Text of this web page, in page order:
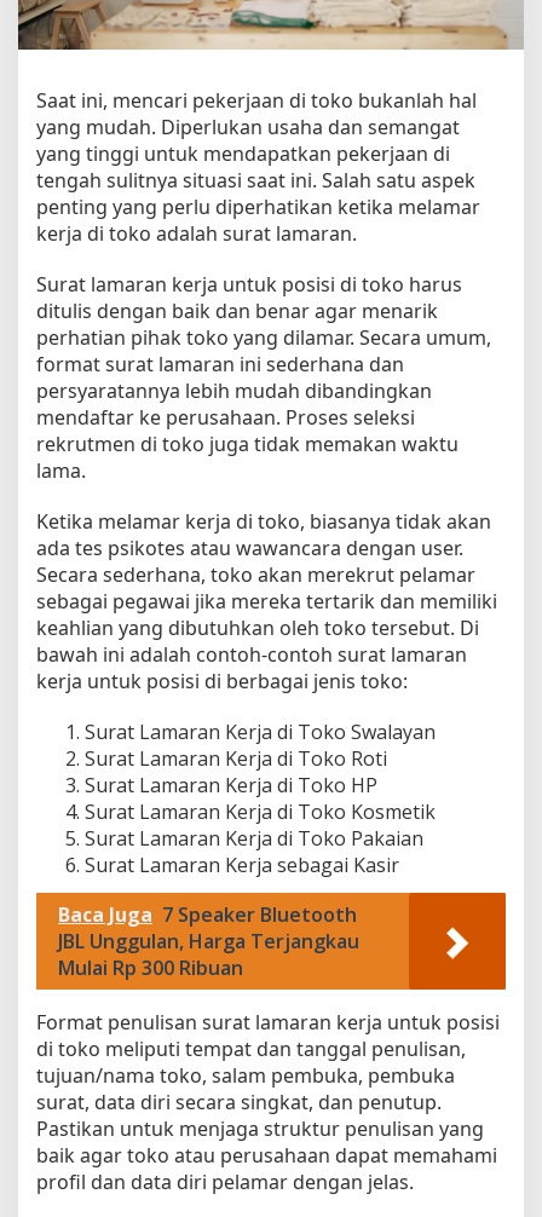
a
E
f
k
t
i
f
d
i
o
k
o
,
M
u
d
a
i
p
h
a
m
i
d
n
S
e
d
e
h
a
a
Saat ini, mencari pekerjaan di toko bukanlah hal
yang mudah. Diperlukan usaha dan semangat
yang tinggi untuk mendapatkan pekerjaan di
tengah sulitnya situasi saat ini. Salah satu aspek
penting yang perlu diperhatikan ketika melamar
kerja di toko adalah surat lamaran.
Surat lamaran kerja untuk posisi di toko harus
ditulis dengan baik dan benar agar menarik
perhatian pihak toko yang dilamar. Secara umum,
format surat lamaran ini sederhana dan
persyaratannya lebih mudah dibandingkan
mendaftar ke perusahaan. Proses seleksi
rekrutmen di toko juga tidak memakan waktu
lama.
Ketika melamar kerja di toko, biasanya tidak akan
ada tes psikotes atau wawancara dengan user.
Secara sederhana, toko akan merekrut pelamar
sebagai pegawai jika mereka tertarik dan memiliki
keahlian yang dibutuhkan oleh toko tersebut. Di
bawah ini adalah contoh-contoh surat lamaran
kerja untuk posisi di berbagai jenis toko:
Surat Lamaran Kerja di Toko Swalayan
Surat Lamaran Kerja di Toko Roti
Surat Lamaran Kerja di Toko HP
Surat Lamaran Kerja di Toko Kosmetik
Surat Lamaran Kerja di Toko Pakaian
Surat Lamaran Kerja sebagai Kasir
Baca Juga 7 Speaker Bluetooth
JBL Unggulan, Harga Terjangkau
Mulai Rp 300 Ribuan
Format penulisan surat lamaran kerja untuk posisi
di toko meliputi tempat dan tanggal penulisan,
tujuan/nama toko, salam pembuka, pembuka
surat, data diri secara singkat, dan penutup.
Pastikan untuk menjaga struktur penulisan yang
baik agar toko atau perusahaan dapat memahami
profil dan data diri pelamar dengan jelas.